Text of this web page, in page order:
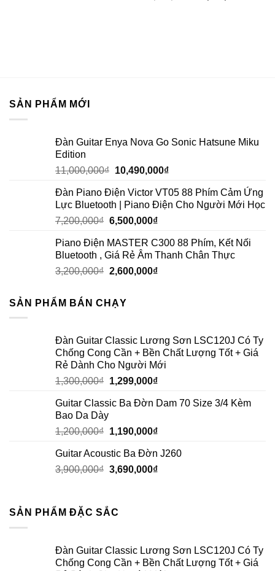
SẢN PHẨM MỚI
Đàn Guitar Enya Nova Go Sonic Hatsune Miku
Edition
11,000,000₫ 10,490,000₫
Đàn Piano Điện Victor VT05 88 Phím Cảm Ứng
Lực Bluetooth | Piano Điện Cho Người Mới Học
7,200,000₫ 6,500,000₫
Piano Điện MASTER C300 88 Phím, Kết Nối
Bluetooth , Giá Rẻ Âm Thanh Chân Thực
3,200,000₫ 2,600,000₫
SẢN PHẨM BÁN CHẠY
Đàn Guitar Classic Lương Sơn LSC120J Có Ty
Chống Cong Cần + Bền Chất Lượng Tốt + Giá
Rẻ Dành Cho Người Mới
1,300,000₫ 1,299,000₫
Guitar Classic Ba Đờn Dam 70 Size 3/4 Kèm
Bao Da Dày
1,200,000₫ 1,190,000₫
Guitar Acoustic Ba Đờn J260
3,900,000₫ 3,690,000₫
SẢN PHẨM ĐẶC SẮC
Đàn Guitar Classic Lương Sơn LSC120J Có Ty
Chống Cong Cần + Bền Chất Lượng Tốt + Giá